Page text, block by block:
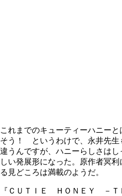
これまでのキューティーハニー
そう！ というわけで、永井先生
違うんですが、ハニーらしさは
しい発展形になった。原作者冥
る見どころは満載のようだ。
『ＣＵＴＩＥ ＨＯＮＥＹ －Ｔ